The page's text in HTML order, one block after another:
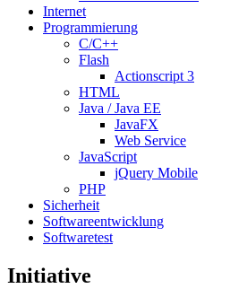
Internet
Programmierung
C/C++
Flash
Actionscript 3
HTML
Java / Java EE
JavaFX
Web Service
JavaScript
jQuery Mobile
PHP
Sicherheit
Softwareentwicklung
Softwaretest
Initiative